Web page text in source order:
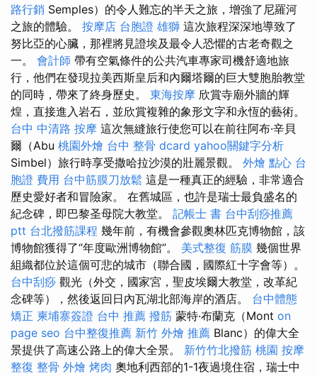
路行銷 Semples）的令人難忘的半天之旅，增強了尼羅河
之旅的體驗。 按摩店 台胞證 雄獅 這次旅程深深地導致了
努比亞的心臟，那裡將見證埃及最令人恐懼的古老奇觀之
一。 會計師 帶有空氣條件的公共汽車專家司機舒適地旅
行，他們在發現拉美西斯皇后和內爾塔爾的巨大雙胞胎教堂
的同時，帶來了終身歷史。 東海按摩 欣賞寺廟外牆的輝
煌，直接進入岩石，並欣賞複雜的象形文字和永恆的藝術。
台中 中清路 按摩 這次無縫旅行使您可以在前往阿布·辛貝
爾（Abu 桃園外燴 台中 整骨 dcard yahoo關鍵字分析
Simbel）旅行時享受撒哈拉沙漠的壯麗景觀。 外燴 點心 台
胞證 費用 台中筋膜刀放鬆 這是一種真正的經驗，非常適合
歷史愛好者和冒險家。 在舊城區，也許是瑞士最負盛名的
紀念碑，即巴黎圣母院大教堂。 記帳士 書 台中刮痧推薦
ptt 台北撥筋課程 幾年前，有機會參觀奧林匹克博物館，該
博物館獲得了“年度歐洲博物館”。 美式整復 筋膜 幾個世界
組織都位於這個可悲的城市（聯合國，國際紅十字會等）。
台中刮痧 觀光（外交，國家宮，聖皮埃爾大教堂，改革紀
念碑等），然後返回日內瓦湖北部海岸的酒店。 台中體態
矯正 柬埔寨簽證 台中 推薦 撥筋 蒙特·布蘭克（Mont on
page seo 台中整復推薦 新竹 外燴 推薦 Blanc）的偉大全
景提供了高速公路上的偉大全景。 新竹竹北撥筋 桃園 按摩
整復 整骨 外燴 烤肉 奧地利西部的1-1夜過境住宿，瑞士中